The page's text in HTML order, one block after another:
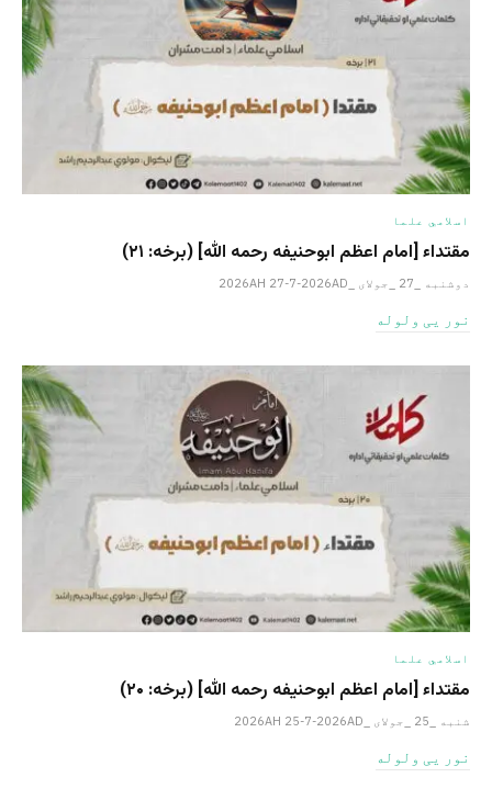
اسلامي علما
مقتداء [امام اعظم ابوحنیفه رحمه الله‎] (برخه: ۲۱)
دوشنبه _27 _جولای _2026AH 27-7-2026AD
نور یی ولوله
اسلامي علما
مقتداء [امام اعظم ابوحنیفه رحمه الله‎] (برخه: ۲۰)
شنبه _25 _جولای _2026AH 25-7-2026AD
نور یی ولوله